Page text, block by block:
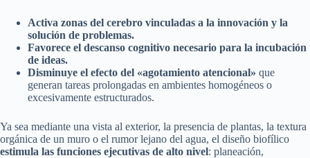
Activa zonas del cerebro vinculadas a la innovación y la
solución de problemas.
Favorece el descanso cognitivo necesario para la incubación
de ideas.
Disminuye el efecto del «agotamiento atencional» que
generan tareas prolongadas en ambientes homogéneos o
excesivamente estructurados.
Ya sea mediante una vista al exterior, la presencia de plantas, la textura
orgánica de un muro o el rumor lejano del agua, el diseño biofílico
estimula las funciones ejecutivas de alto nivel: planeación,